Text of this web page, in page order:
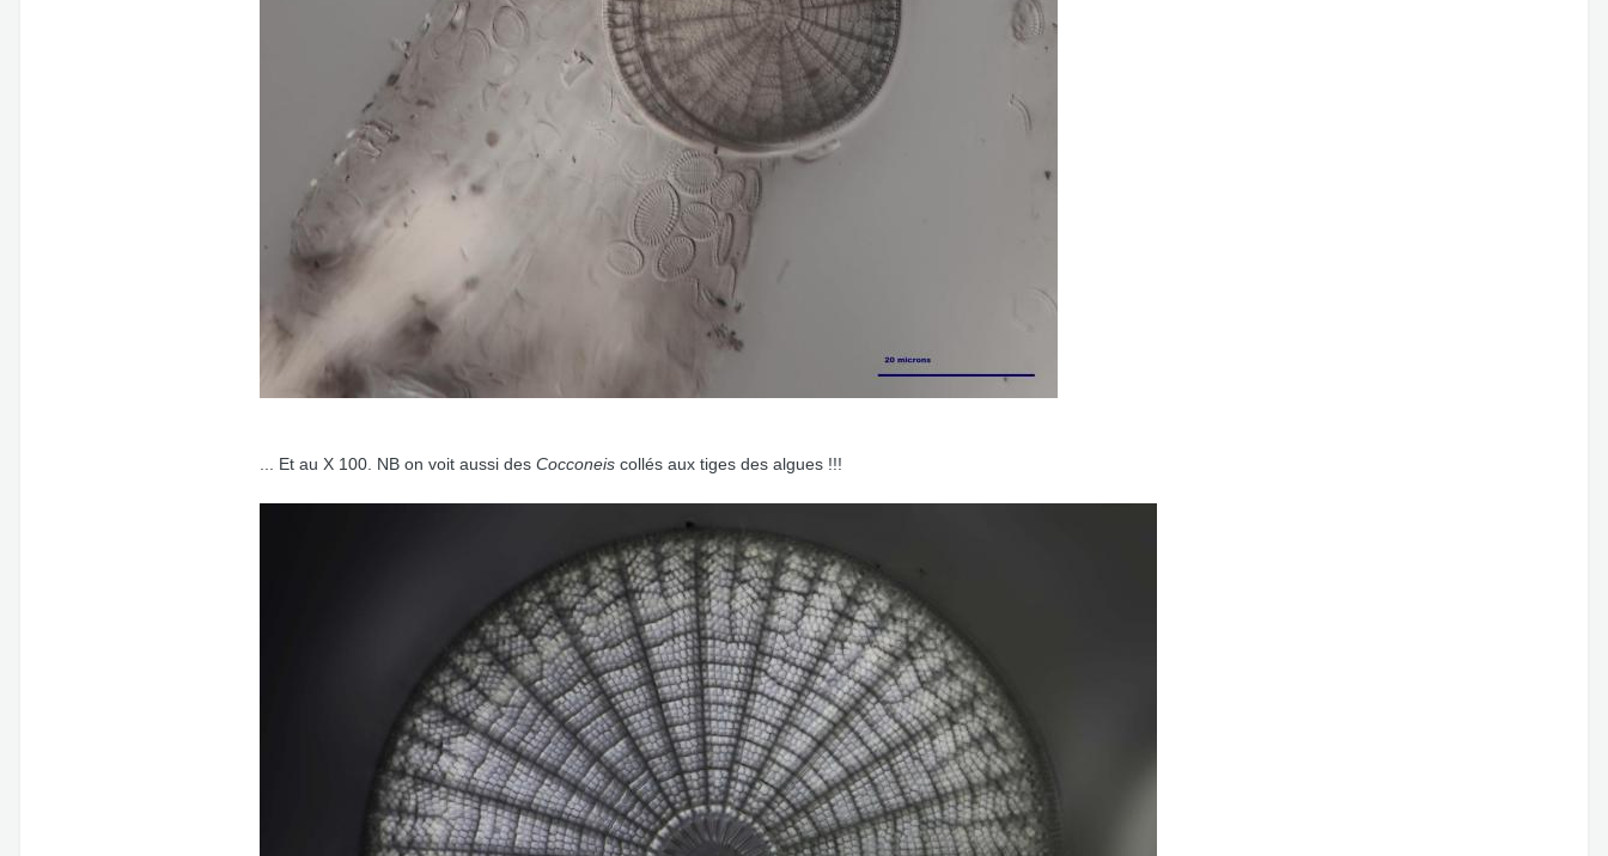
... Et au X 100. NB on voit aussi des Cocconeis collés aux tiges des algues !!!